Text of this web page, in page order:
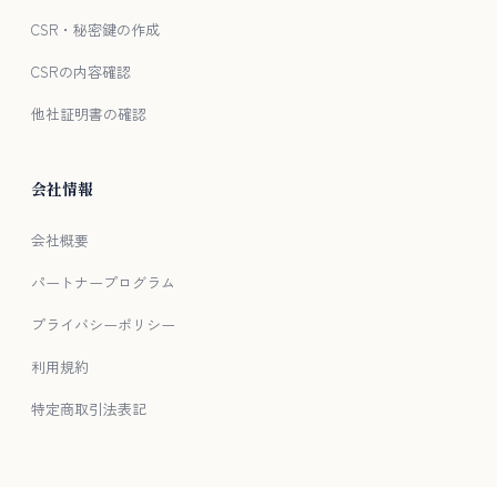
CSR・秘密鍵の作成
CSRの内容確認
他社証明書の確認
会社情報
会社概要
パートナープログラム
プライバシーポリシー
利用規約
特定商取引法表記